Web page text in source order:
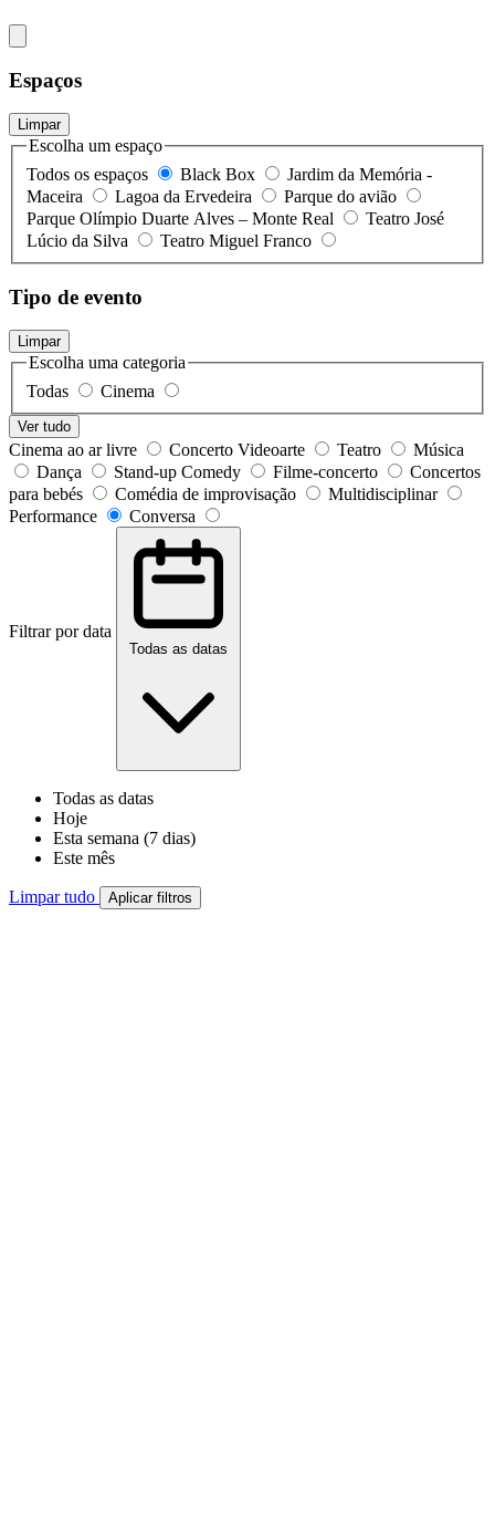
Espaços
Limpar
Escolha um espaço
Todos os espaços
Black Box
Jardim da Memória -
Maceira
Lagoa da Ervedeira
Parque do avião
Parque Olímpio Duarte Alves – Monte Real
Teatro José
Lúcio da Silva
Teatro Miguel Franco
Tipo de evento
Limpar
Escolha uma categoria
Todas
Cinema
Ver tudo
Cinema ao ar livre Concerto Videoarte Teatro
Música
Dança
Stand-up Comedy Filme-concerto
Concertos
para bebés
Comédia de improvisação
Multidisciplinar
Performance
Conversa
Filtrar por data
Todas as datas
Todas as datas
Hoje
Esta semana (7 dias)
Este mês
Limpar tudo Aplicar filtros